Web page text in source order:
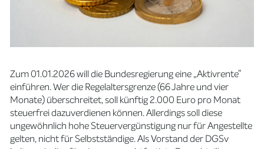
Zum 01.01.2026 will die Bundesregierung eine „Aktivrente“
einführen. Wer die Regelaltersgrenze (66 Jahre und vier
Monate) überschreitet, soll künftig 2.000 Euro pro Monat
steuerfrei dazuverdienen können. Allerdings soll diese
ungewöhnlich hohe Steuervergünstigung nur für Angestellte
gelten, nicht für Selbstständige. Als Vorstand der DGSv